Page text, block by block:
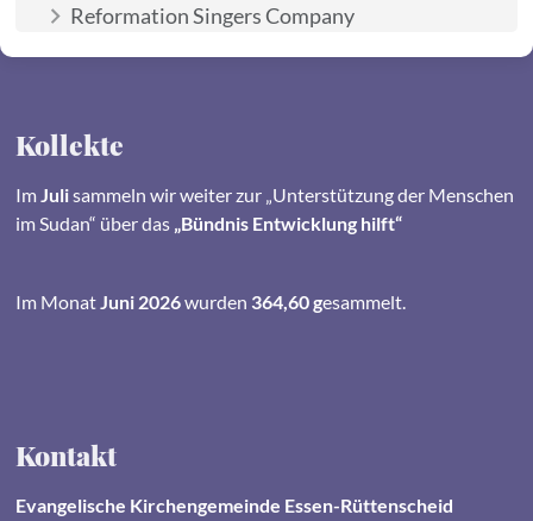
Reformation Singers Company
Kollekte
ImJulisammeln wir weiter zur „Unterstützung der Menschen
im Sudan“ über das „Bündnis Entwicklung hilft“
Im MonatJuni 2026wurden 364,60 gesammelt.
Kontakt
Evangelische Kirchengemeinde Essen-Rüttenscheid